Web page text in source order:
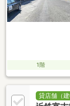
1階
貸店舗（建